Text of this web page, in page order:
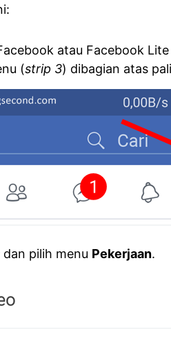
atau Facebook
(strip 3) dibagian atas
pilih menu Pekerjaan.